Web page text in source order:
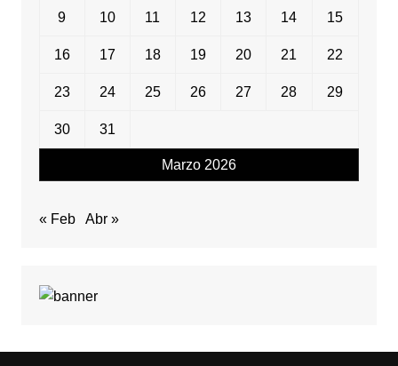
Marzo 2026
9 10 11 12 13 14 15
16 17 18 19 20 21 22
23 24 25 26 27 28 29
30 31
« Feb Abr »